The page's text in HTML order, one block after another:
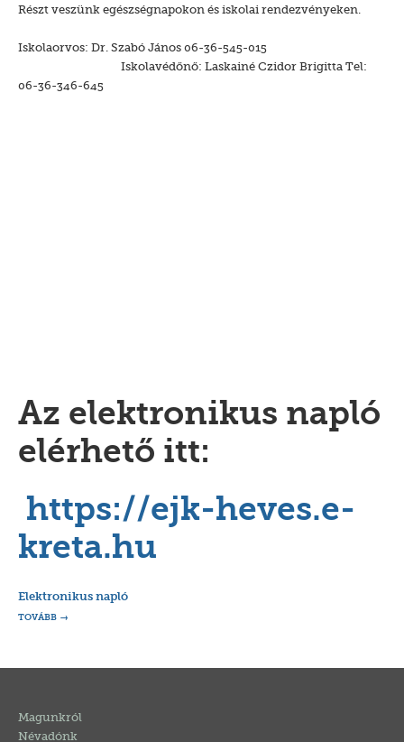
Részt veszünk egészségnapokon és iskolai rendezvényeken.
Iskolaorvos: Dr. Szabó János 06-36-545-015
Iskolavédőnő: Laskainé Czidor Brigitta Tel:
06-36-346-645
Az elektronikus napló
elérhető itt:
https://ejk-heves.e-
kreta.hu
Elektronikus napló
TOVÁBB
Magunkról
Névadónk